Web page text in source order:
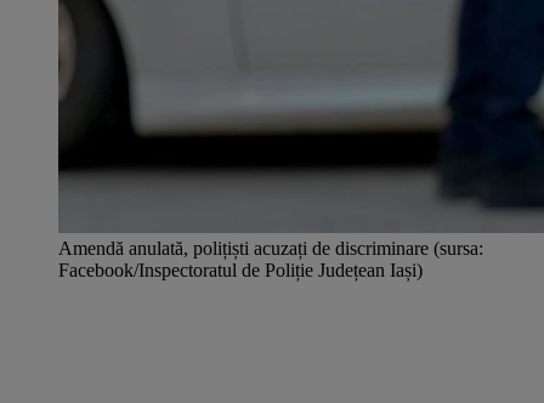
Amendă anulată, polițiști acuzați de discriminare (sursa:
Facebook/Inspectoratul de Poliție Județean Iași)